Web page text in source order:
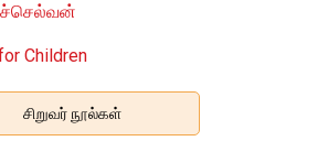
Children
சிறுவர் நூல்கள்